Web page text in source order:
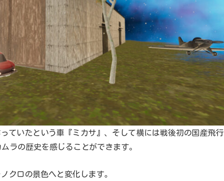
ていたという車『ミカサ』、そして横には戦後初の国産飛行
ラの歴史を感じることができます。
クロの景色へと変化します。